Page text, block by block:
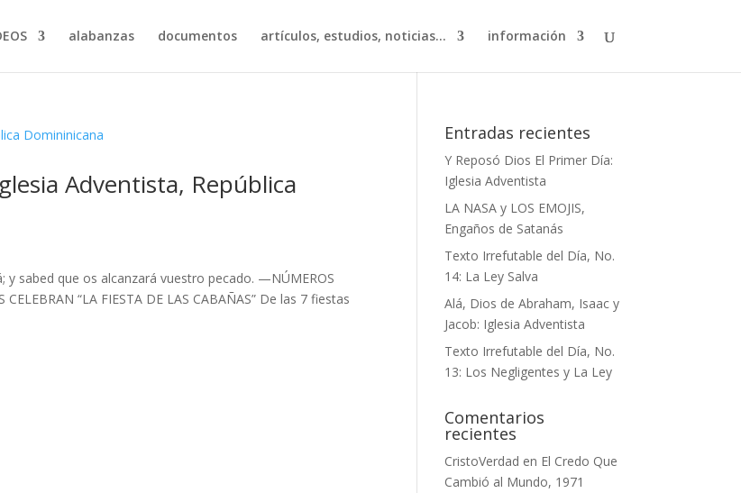
alabanzas documentos artículos, estudios, noticias… información
Adventista, República
y sabed que os alcanzará vuestro pecado. —NÚMEROS
“LA FIESTA DE LAS CABAÑAS” De las 7 fiestas
Entradas recientes
Y Reposó Dios El Primer Día:
Iglesia Adventista
LA NASA y LOS EMOJIS,
Engaños de Satanás
Texto Irrefutable del Día, No.
14: La Ley Salva
Alá, Dios de Abraham, Isaac y
Jacob: Iglesia Adventista
Texto Irrefutable del Día, No.
13: Los Negligentes y La Ley
Comentarios
recientes
CristoVerdad en El Credo Que
Cambió al Mundo, 1971